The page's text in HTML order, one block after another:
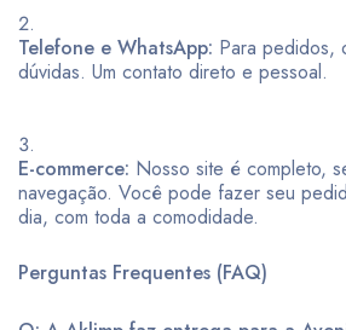
Telefone e WhatsApp: Para pedidos,
dúvidas. Um contato direto e pessoal.
E-commerce: Nosso site é completo,
navegação. Você pode fazer seu
dia, com toda a comodidade.
Perguntas Frequentes (FAQ)